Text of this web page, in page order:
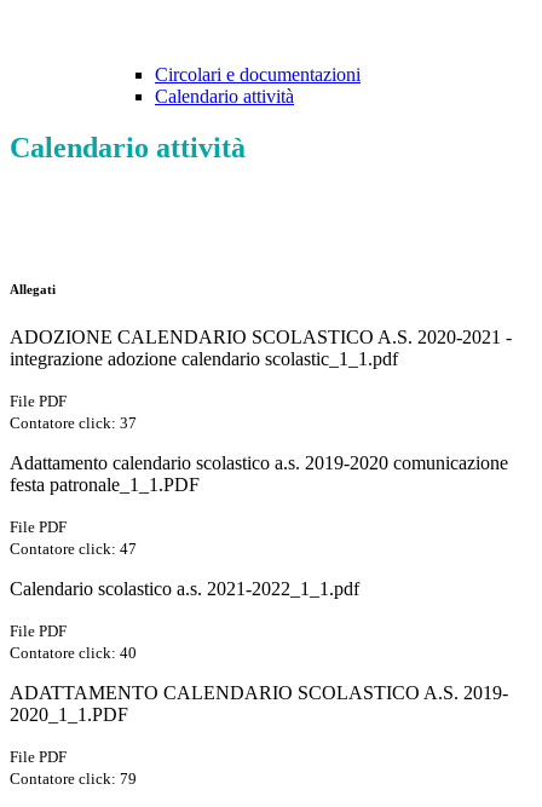
Circolari e documentazioni
Calendario attività
Calendario attività
Allegati
ADOZIONE CALENDARIO SCOLASTICO A.S. 2020-2021 -
integrazione adozione calendario scolastic_1_1.pdf
File PDF
Contatore click: 37
Adattamento calendario scolastico a.s. 2019-2020 comunicazione
festa patronale_1_1.PDF
File PDF
Contatore click: 47
Calendario scolastico a.s. 2021-2022_1_1.pdf
File PDF
Contatore click: 40
ADATTAMENTO CALENDARIO SCOLASTICO A.S. 2019-
2020_1_1.PDF
File PDF
Contatore click: 79